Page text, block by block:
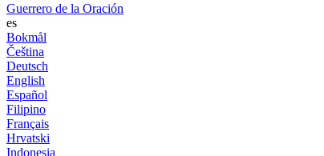
Guerrero de la Oración
es
Bokmål
Čeština
Deutsch
English
Español
Filipino
Français
Hrvatski
Indonesia